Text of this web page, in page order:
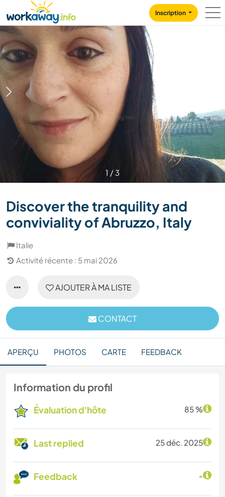
CONTENT
MAIN NAVIGATION
Inscription
1 / 3
Discover the tranquility and
conviviality of Abruzzo, Italy
Italie
Activité récente : 5 mai 2026
AJOUTER À MA LISTE
CONTACT
APERÇU PHOTOS CARTE FEEDBACK
Information du profil
Évaluation d'hôte 85 %
Last replied 25 déc. 2025
Feedback -